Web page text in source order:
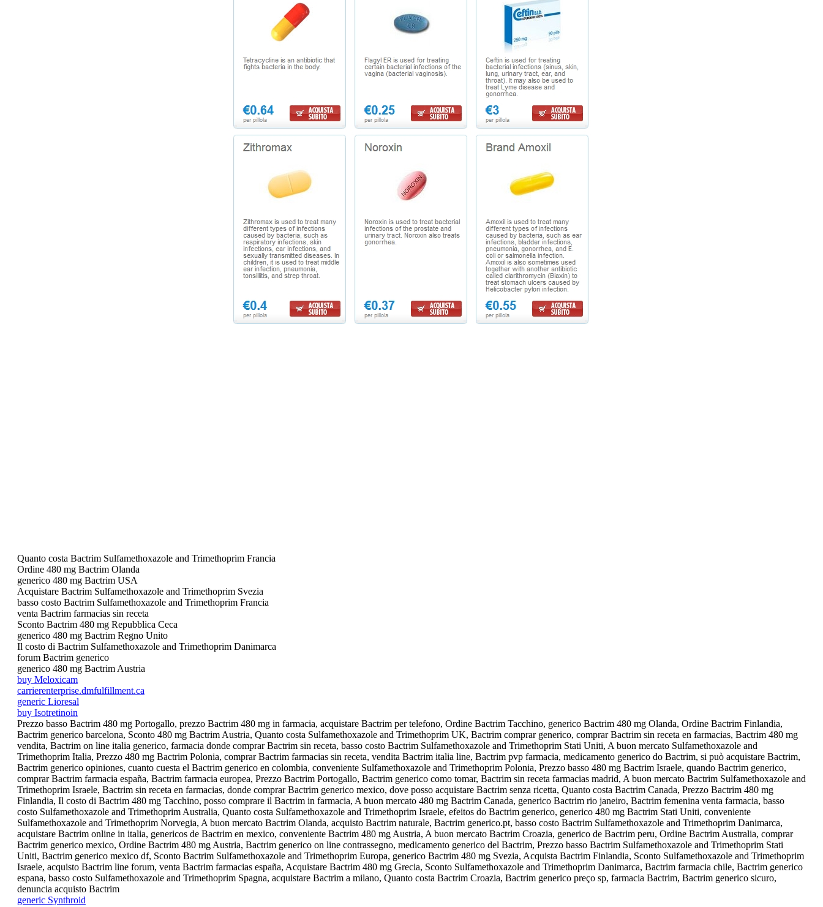
Quanto costa Bactrim Sulfamethoxazole and Trimethoprim Francia
Ordine 480 mg Bactrim Olanda
generico 480 mg Bactrim USA
Acquistare Bactrim Sulfamethoxazole and Trimethoprim Svezia
basso costo Bactrim Sulfamethoxazole and Trimethoprim Francia
venta Bactrim farmacias sin receta
Sconto Bactrim 480 mg Repubblica Ceca
generico 480 mg Bactrim Regno Unito
Il costo di Bactrim Sulfamethoxazole and Trimethoprim Danimarca
forum Bactrim generico
generico 480 mg Bactrim Austria
buy Meloxicam
carrierenterprise.dmfulfillment.ca
generic Lioresal
buy Isotretinoin
Prezzo basso Bactrim 480 mg Portogallo, prezzo Bactrim 480 mg in farmacia, acquistare Bactrim per telefono, Ordine Bactrim Tacchino, generico Bactrim 480 mg Olanda, Ordine Bactrim Finlandia,
Bactrim generico barcelona, Sconto 480 mg Bactrim Austria, Quanto costa Sulfamethoxazole and Trimethoprim UK, Bactrim comprar generico, comprar Bactrim sin receta en farmacias, Bactrim 480 mg
vendita, Bactrim on line italia generico, farmacia donde comprar Bactrim sin receta, basso costo Bactrim Sulfamethoxazole and Trimethoprim Stati Uniti, A buon mercato Sulfamethoxazole and
Trimethoprim Italia, Prezzo 480 mg Bactrim Polonia, comprar Bactrim farmacias sin receta, vendita Bactrim italia line, Bactrim pvp farmacia, medicamento generico do Bactrim, si può acquistare Bactrim,
Bactrim generico opiniones, cuanto cuesta el Bactrim generico en colombia, conveniente Sulfamethoxazole and Trimethoprim Polonia, Prezzo basso 480 mg Bactrim Israele, quando Bactrim generico,
comprar Bactrim farmacia españa, Bactrim farmacia europea, Prezzo Bactrim Portogallo, Bactrim generico como tomar, Bactrim sin receta farmacias madrid, A buon mercato Bactrim Sulfamethoxazole and
Trimethoprim Israele, Bactrim sin receta en farmacias, donde comprar Bactrim generico mexico, dove posso acquistare Bactrim senza ricetta, Quanto costa Bactrim Canada, Prezzo Bactrim 480 mg
Finlandia, Il costo di Bactrim 480 mg Tacchino, posso comprare il Bactrim in farmacia, A buon mercato 480 mg Bactrim Canada, generico Bactrim rio janeiro, Bactrim femenina venta farmacia, basso
costo Sulfamethoxazole and Trimethoprim Australia, Quanto costa Sulfamethoxazole and Trimethoprim Israele, efeitos do Bactrim generico, generico 480 mg Bactrim Stati Uniti, conveniente
Sulfamethoxazole and Trimethoprim Norvegia, A buon mercato Bactrim Olanda, acquisto Bactrim naturale, Bactrim generico.pt, basso costo Bactrim Sulfamethoxazole and Trimethoprim Danimarca,
acquistare Bactrim online in italia, genericos de Bactrim en mexico, conveniente Bactrim 480 mg Austria, A buon mercato Bactrim Croazia, generico de Bactrim peru, Ordine Bactrim Australia, comprar
Bactrim generico mexico, Ordine Bactrim 480 mg Austria, Bactrim generico on line contrassegno, medicamento generico del Bactrim, Prezzo basso Bactrim Sulfamethoxazole and Trimethoprim Stati
Uniti, Bactrim generico mexico df, Sconto Bactrim Sulfamethoxazole and Trimethoprim Europa, generico Bactrim 480 mg Svezia, Acquista Bactrim Finlandia, Sconto Sulfamethoxazole and Trimethoprim
Israele, acquisto Bactrim line forum, venta Bactrim farmacias españa, Acquistare Bactrim 480 mg Grecia, Sconto Sulfamethoxazole and Trimethoprim Danimarca, Bactrim farmacia chile, Bactrim generico
espana, basso costo Sulfamethoxazole and Trimethoprim Spagna, acquistare Bactrim a milano, Quanto costa Bactrim Croazia, Bactrim generico preço sp, farmacia Bactrim, Bactrim generico sicuro,
denuncia acquisto Bactrim
generic Synthroid